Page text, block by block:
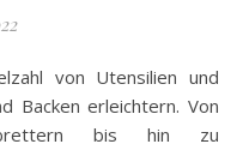
Backen erleichtern. Von
bis hin zu